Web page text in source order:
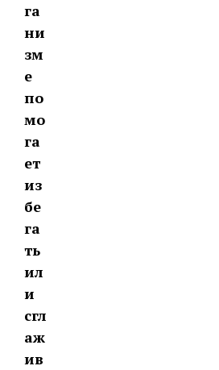
га
ни
зм
е
по
мо
га
ет
из
бе
га
ть
ил
и
сгл
аж
ив